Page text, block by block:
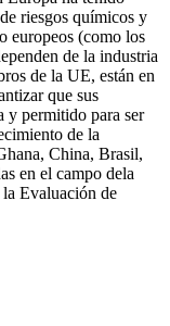
riesgos químicos y
europeos (como los
de la industria
de la UE, están en
que sus
y permitido para ser
de la
China, Brasil,
en el campo dela
Evaluación de